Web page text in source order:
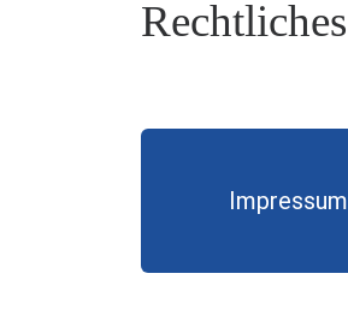
Rechtliches
Impressum